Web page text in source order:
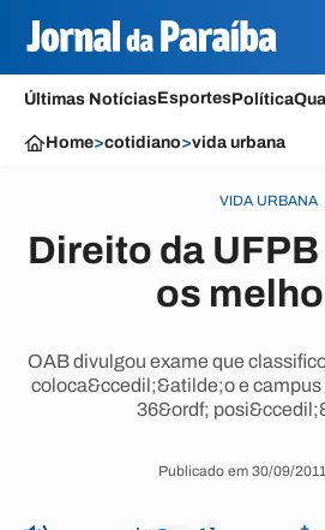
Últimas NotíciasEsportesPolítica
Home>cotidiano>vida urbana
VIDA URBANA
Direito da
os
OAB divulgou exame que
coloca&ccedil;&atilde;o e campus
36&ordf;
Publicado em 30/09/